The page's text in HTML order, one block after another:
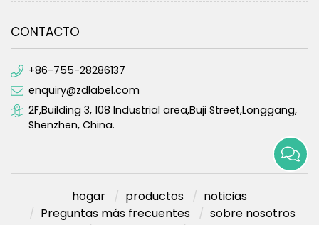
CONTACTO
+86-755-28286137
enquiry@zdlabel.com
2F,Building 3, 108 Industrial area,Buji Street,Longgang,
Shenzhen, China.
hogar productos
noticias
Preguntas más frecuentes
sobre nosotros